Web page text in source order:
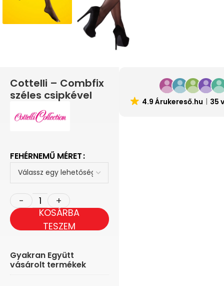
Cottelli – Combfix
széles csipkével
FEHÉRNEMŰ MÉRET
KOSÁRBA
TESZEM
Gyakran Együtt
vásárolt termékek
4.9 Árukereső.hu 35